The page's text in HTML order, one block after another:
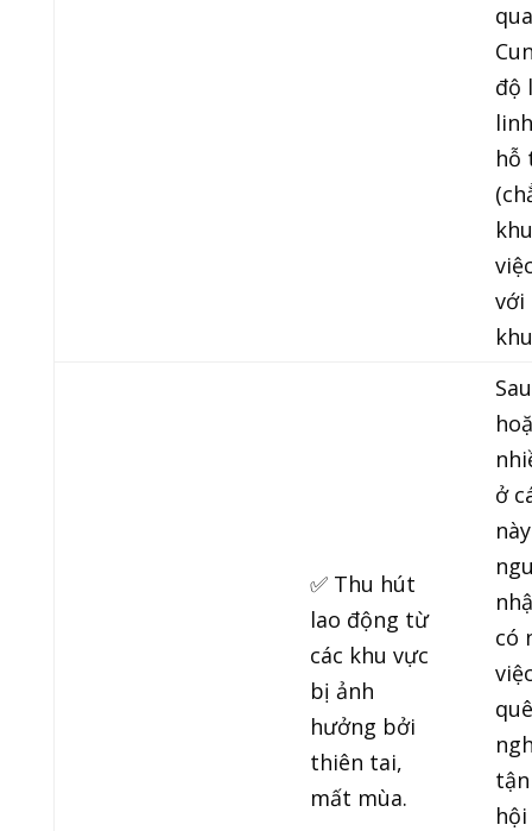
độ
hỗ
với
✅ Thu hút
lao động từ
các khu vực
bị ảnh
hưởng bởi
thiên tai,
mất mùa.
ở
có